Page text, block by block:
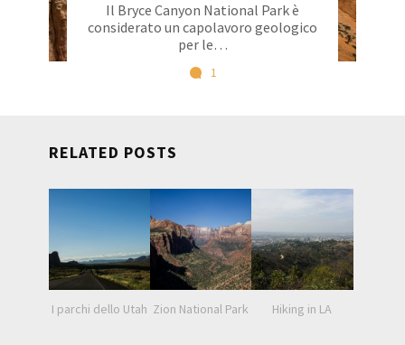
Il Bryce Canyon National Park è
considerato un capolavoro geologico
per le…
1
RELATED POSTS
I parchi dello Utah Zion National Park Hiking in LA